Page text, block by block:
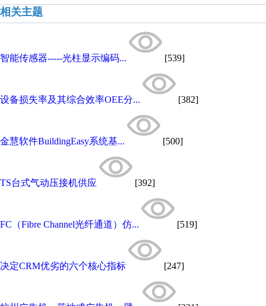
相关主题
智能传感器-----光柱显示编码... [539]
设备损失率及其综合效率OEE分... [382]
金慧软件BuildingEasy系统基... [500]
TS台式气动压接机供应 [392]
FC（Fibre Channel光纤通道）仿... [519]
决定CRM优劣的六个核心指标 [247]